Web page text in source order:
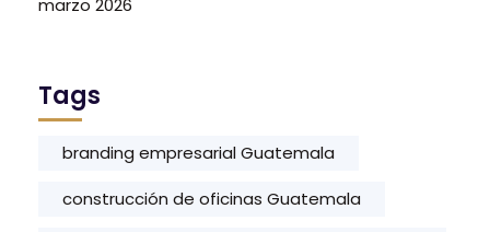
marzo 2026
Tags
branding empresarial Guatemala
construcción de oficinas Guatemala